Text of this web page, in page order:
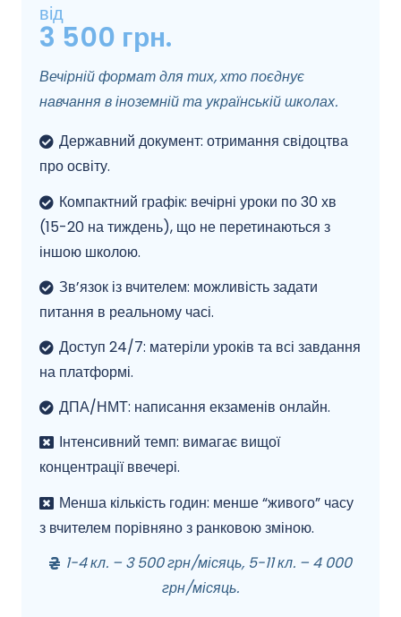
від
3 500 грн.
Вечірній формат для тих, хто поєднує
навчання в іноземній та українській школах.
Державний документ: отримання свідоцтва
про освіту.
Компактний графік: вечірні уроки по 30 хв
(15-20 на тиждень), що не перетинаються з
іншою школою.
Зв’язок із вчителем: можливість задати
питання в реальному часі.
Доступ 24/7: матеріли уроків та всі завдання
на платформі.
ДПА/НМТ: написання екзаменів онлайн.
Інтенсивний темп: вимагає вищої
концентрації ввечері.
Менша кількість годин: менше “живого” часу
з вчителем порівняно з ранковою зміною.
1-4 кл. – 3 500 грн/місяць, 5-11 кл. – 4 000
грн/місяць.